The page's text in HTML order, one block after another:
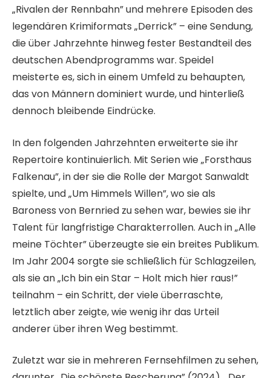
„Rivalen der Rennbahn” und mehrere Episoden des
legendären Krimiformats „Derrick” – eine Sendung,
die über Jahrzehnte hinweg fester Bestandteil des
deutschen Abendprogramms war. Speidel
meisterte es, sich in einem Umfeld zu behaupten,
das von Männern dominiert wurde, und hinterließ
dennoch bleibende Eindrücke.
In den folgenden Jahrzehnten erweiterte sie ihr
Repertoire kontinuierlich. Mit Serien wie „Forsthaus
Falkenau”, in der sie die Rolle der Margot Sanwaldt
spielte, und „Um Himmels Willen”, wo sie als
Baroness von Bernried zu sehen war, bewies sie ihr
Talent für langfristige Charakterrollen. Auch in „Alle
meine Töchter” überzeugte sie ein breites Publikum.
Im Jahr 2004 sorgte sie schließlich für Schlagzeilen,
als sie an „Ich bin ein Star – Holt mich hier raus!”
teilnahm – ein Schritt, der viele überraschte,
letztlich aber zeigte, wie wenig ihr das Urteil
anderer über ihren Weg bestimmt.
Zuletzt war sie in mehreren Fernsehfilmen zu sehen,